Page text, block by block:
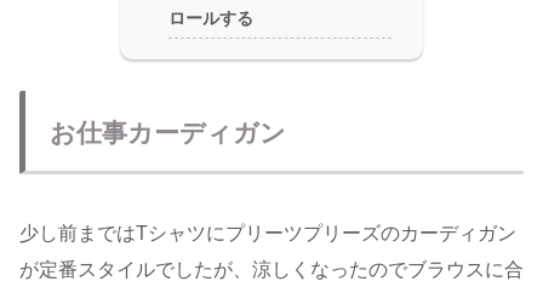
ロールする
お仕事カーディガン
少し前まではTシャツにプリーツプリーズのカーディガン
が定番スタイルでしたが、涼しくなったのでブラウスに合